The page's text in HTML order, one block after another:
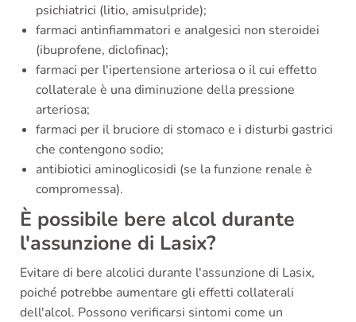
psichiatrici (litio, amisulpride);
farmaci antinfiammatori e analgesici non steroidei
(ibuprofene, diclofinac);
farmaci per l'ipertensione arteriosa o il cui effetto
collaterale è una diminuzione della pressione
arteriosa;
farmaci per il bruciore di stomaco e i disturbi gastrici
che contengono sodio;
antibiotici aminoglicosidi (se la funzione renale è
compromessa).
È possibile bere alcol durante
l'assunzione di Lasix?
Evitare di bere alcolici durante l'assunzione di Lasix,
poiché potrebbe aumentare gli effetti collaterali
dell'alcol. Possono verificarsi sintomi come un